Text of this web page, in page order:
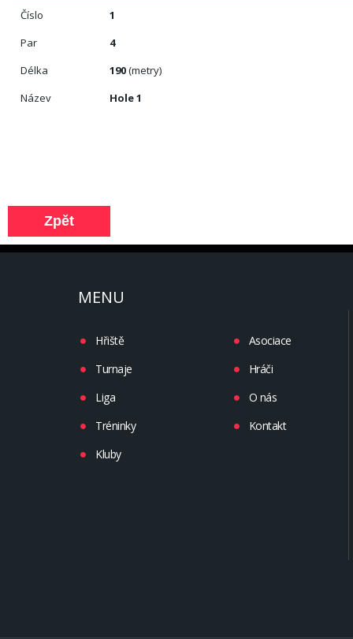
Číslo
1
Par
4
Délka
190(metry)
Název
Hole 1
MENU
Hřiště
Turnaje
Liga
Tréninky
Kluby
Asociace
Hráči
O nás
Kontakt